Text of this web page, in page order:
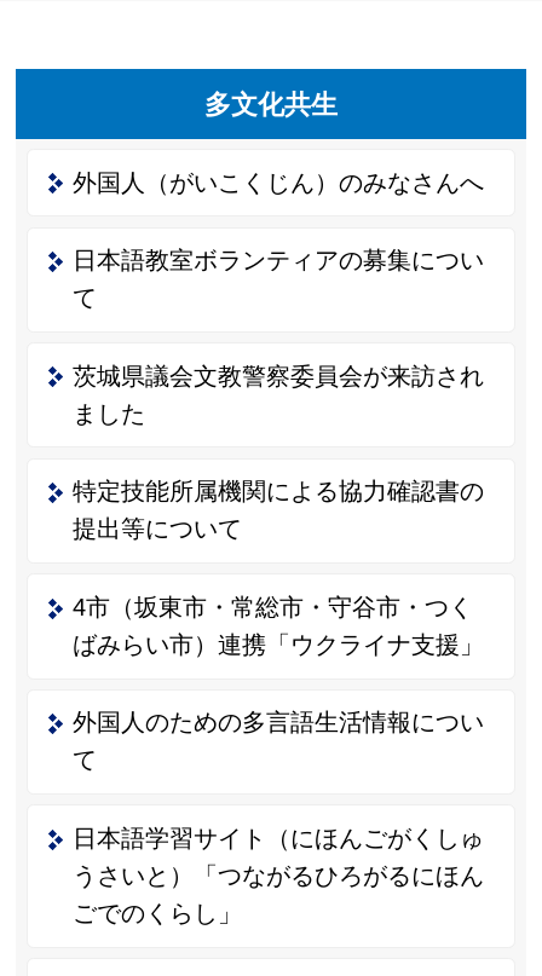
多文化共生
外国人（がいこくじん）のみなさんへ
日本語教室ボランティアの募集につい
て
茨城県議会文教警察委員会が来訪され
ました
特定技能所属機関による協力確認書の
提出等について
4市（坂東市・常総市・守谷市・つく
ばみらい市）連携「ウクライナ支援」
外国人のための多言語生活情報につい
て
日本語学習サイト（にほんごがくしゅ
うさいと）「つながるひろがるにほん
ごでのくらし」